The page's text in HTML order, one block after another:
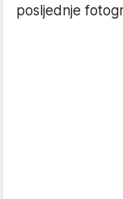
posljednje